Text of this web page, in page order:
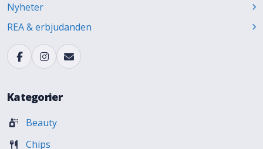
Nyheter
REA & erbjudanden
Kategorier
Beauty
Chips